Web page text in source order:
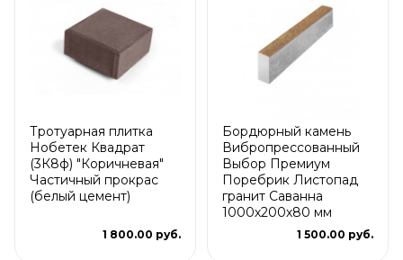
Тротуарная плитка
Нобетек Квадрат
(3К8ф) "Коричневая"
Частичный прокрас
(белый цемент)
1 800.00 руб.
Бордюрный камень
Вибропрессованный
Выбор Премиум
Поребрик Листопад
гранит Саванна
1000х200х80 мм
1 500.00 руб.